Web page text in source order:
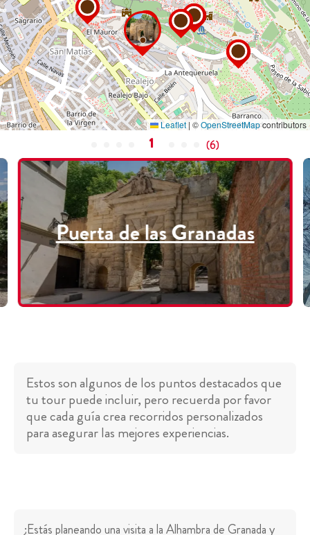
Leaflet | ©OpenStreetMapcontributors
1 (6)
Puerta de las Granadas
Estos son algunos de los puntos destacados que
tu tour puede incluir, pero recuerda por favor
que cada guía crea recorridos personalizados
para asegurar las mejores experiencias.
¿Estás planeando una visita a la Alhambra de Granada y